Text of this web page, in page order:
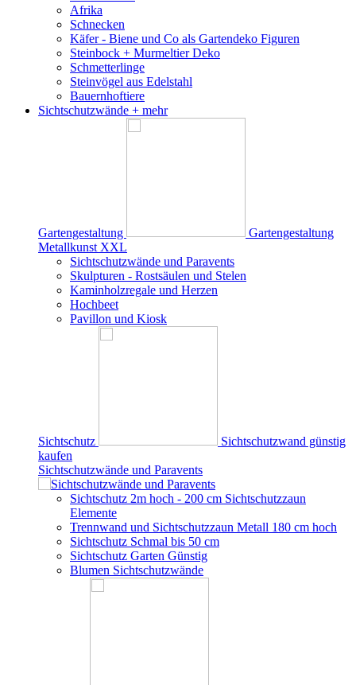
Afrika
Schnecken
Käfer - Biene und Co als Gartendeko Figuren
Steinbock + Murmeltier Deko
Schmetterlinge
Steinvögel aus Edelstahl
Bauernhoftiere
Sichtschutzwände + mehr
Gartengestaltung
Gartengestaltung
Metallkunst XXL
Sichtschutzwände und Paravents
Skulpturen - Rostsäulen und Stelen
Kaminholzregale und Herzen
Hochbeet
Pavillon und Kiosk
Sichtschutz
Sichtschutzwand günstig
kaufen
Sichtschutzwände und Paravents
Sichtschutz 2m hoch - 200 cm Sichtschutzzaun
Elemente
Trennwand und Sichtschutzzaun Metall 180 cm hoch
Sichtschutz Schmal bis 50 cm
Sichtschutz Garten Günstig
Blumen Sichtschutzwände